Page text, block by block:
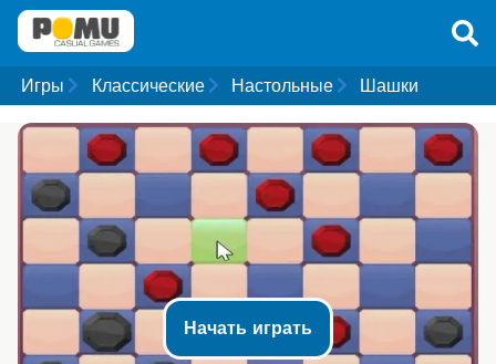
Игры Классические Настольные Шашки
Начать играть